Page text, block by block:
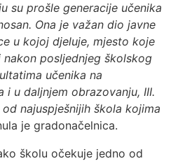
su prošle generacije učenika
Ona je važan dio javne
u kojoj djeluje, mjesto koje
posljednjeg školskog
učenika na
i u daljnjem obrazovanju, III.
najuspješnijih škola kojima
je gradonačelnica.
školu očekuje jedno od